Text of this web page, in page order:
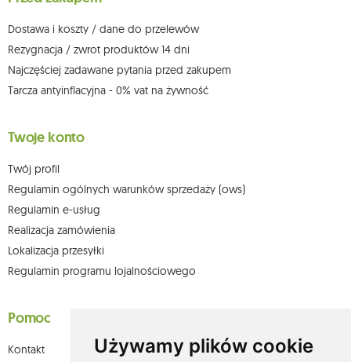
Używamy plików cookie
możesz kontaktować się z działem obsługi klienta Mouton Interactive pod
Więcej informacji: www.mouton.pl/ODO
Dostawa i koszty / dane do przelewów
Rezygnacja / zwrot produktów 14 dni
Najczęściej zadawane pytania przed zakupem
Tarcza antyinflacyjna - 0% vat na żywność
Twoje konto
Twój profil
Regulamin ogólnych warunków sprzedaży (ows)
Regulamin e-usług
Realizacja zamówienia
Lokalizacja przesyłki
Regulamin programu lojalnościowego
Pomoc
Kontakt